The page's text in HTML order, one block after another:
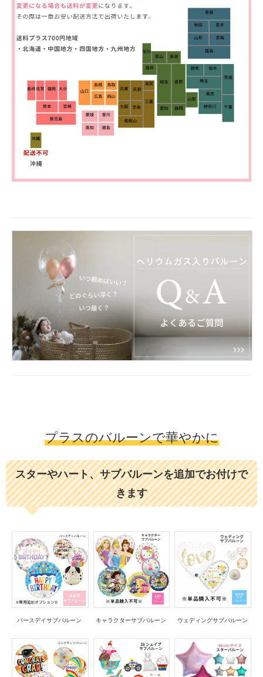
プラスのバルーンで華やかに
スターやハート、サブバルーンを追加でお付けで
きます
バースデイサブバルーン キャラクターサブバルーン ウェディングサブバルーン